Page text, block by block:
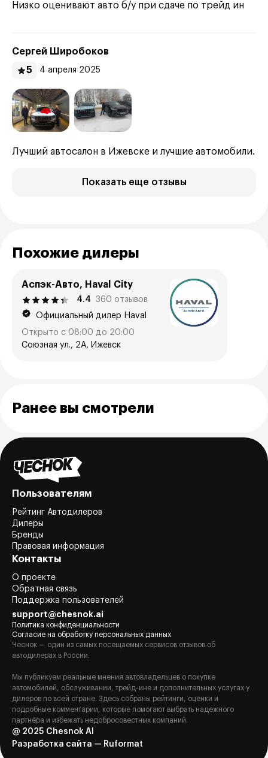
Низко оценивают авто б/у при сдаче по трейд ин
Сергей Широбоков
5
4 апреля 2025
Лучший автосалон в Ижевске и лучшие автомобили.
Показать еще отзывы
Похожие дилеры
Аспэк-Авто, Haval City
4.4
360 отзывов
Официальный дилер Haval
Открыто с 08:00 до 20:00
Союзная ул., 2А, Ижевск
Ранее вы смотрели
Пользователям
Рейтинг Автодилеров
Дилеры
Бренды
Правовая информация
Контакты
О проекте
Обратная связь
Поддержка пользователей
support@chesnok.ai
Политика конфиденциальности
Согласие на обработку персональных данных
Чеснок — один из самых посещаемых сервисов отзывов об
автодилерах в России.
Мы публикуем реальные мнения автовладельцев о покупке
автомобилей, обслуживании, трейд-ине и дополнительных услугах у
дилеров по всей стране. Здесь собраны рейтинги, оценки и
подробные комментарии, которые помогают выбрать надежного
партнёра и избежать недобросовестных компаний.
@ 2025 Chesnok AI
Разработка сайта — Ruformat